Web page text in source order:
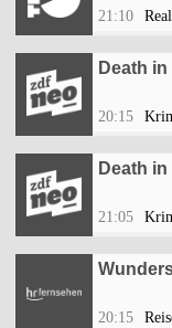
21:10
Death
20:15
Death
21:05
20:15